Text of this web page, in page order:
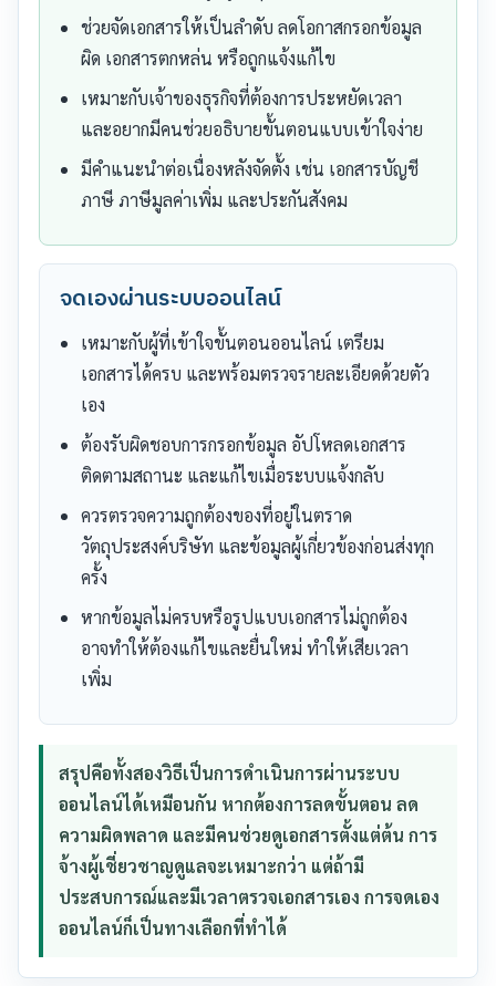
ช่วยจัดเอกสารให้เป็นลำดับ ลดโอกาสกรอกข้อมูล
ผิด เอกสารตกหล่น หรือถูกแจ้งแก้ไข
เหมาะกับเจ้าของธุรกิจที่ต้องการประหยัดเวลา
และอยากมีคนช่วยอธิบายขั้นตอนแบบเข้าใจง่าย
มีคำแนะนำต่อเนื่องหลังจัดตั้ง เช่น เอกสารบัญชี
ภาษี ภาษีมูลค่าเพิ่ม และประกันสังคม
จดเองผ่านระบบออนไลน์
เหมาะกับผู้ที่เข้าใจขั้นตอนออนไลน์ เตรียม
เอกสารได้ครบ และพร้อมตรวจรายละเอียดด้วยตัว
เอง
ต้องรับผิดชอบการกรอกข้อมูล อัปโหลดเอกสาร
ติดตามสถานะ และแก้ไขเมื่อระบบแจ้งกลับ
ควรตรวจความถูกต้องของที่อยู่ในตราด
วัตถุประสงค์บริษัท และข้อมูลผู้เกี่ยวข้องก่อนส่งทุก
ครั้ง
หากข้อมูลไม่ครบหรือรูปแบบเอกสารไม่ถูกต้อง
อาจทำให้ต้องแก้ไขและยื่นใหม่ ทำให้เสียเวลา
เพิ่ม
สรุปคือทั้งสองวิธีเป็นการดำเนินการผ่านระบบ
ออนไลน์ได้เหมือนกัน หากต้องการลดขั้นตอน ลด
ความผิดพลาด และมีคนช่วยดูเอกสารตั้งแต่ต้น การ
จ้างผู้เชี่ยวชาญดูแลจะเหมาะกว่า แต่ถ้ามี
ประสบการณ์และมีเวลาตรวจเอกสารเอง การจดเอง
ออนไลน์ก็เป็นทางเลือกที่ทำได้